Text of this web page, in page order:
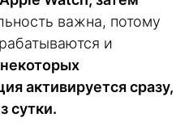
важна, потому
и
активируется сразу,
сутки.